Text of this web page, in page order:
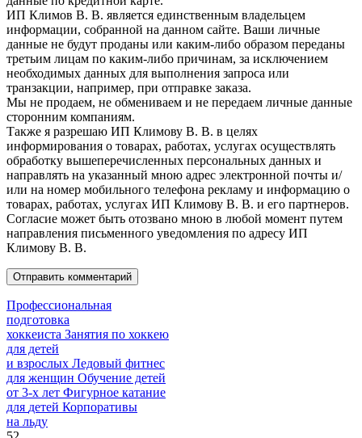
ИП Климов В. В. является единственным владельцем
информации, собранной на данном сайте. Ваши личные
данные не будут проданы или каким-либо образом переданы
третьим лицам по каким-либо причинам, за исключением
необходимых данных для выполнения запроса или
транзакции, например, при отправке заказа.
Мы не продаем, не обмениваем и не передаем личные данные
сторонним компаниям.
Также я разрешаю ИП Климову В. В. в целях
информирования о товарах, работах, услугах осуществлять
обработку вышеперечисленных персональных данных и
направлять на указанный мною адрес электронной почты и/
или на номер мобильного телефона рекламу и информацию о
товарах, работах, услугах ИП Климову В. В. и его партнеров.
Согласие может быть отозвано мною в любой момент путем
направления письменного уведомления по адресу ИП
Климову В. В.
Профессиональная
подготовка
хоккеиста Занятия по хоккею
для детей
и взрослых Ледовый фитнес
для женщин Обучение детей
от 3-х лет Фигурное катание
для детей Корпоративы
на льду